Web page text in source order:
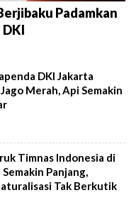
Padamkan
DKI Jakarta
Merah, Api Semakin
Timnas Indonesia di
Panjang,
Tak Berkutik